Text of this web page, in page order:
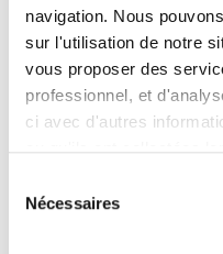
navigation. Nous
sur l'utilisation de notre
vous proposer des
professionnel, et
ci avec d'autres
continuez à utiliser notre
Pour en savoir plus sur
Nécessaires